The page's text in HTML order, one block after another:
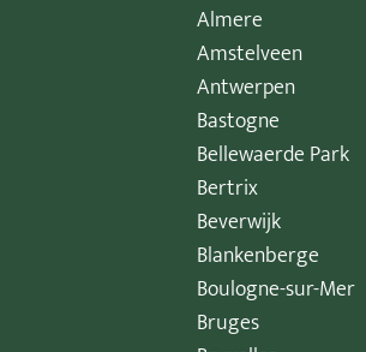
Almere
Amstelveen
Antwerpen
Bastogne
Bellewaerde Park
Bertrix
Beverwijk
Blankenberge
Boulogne-sur-Mer
Bruges